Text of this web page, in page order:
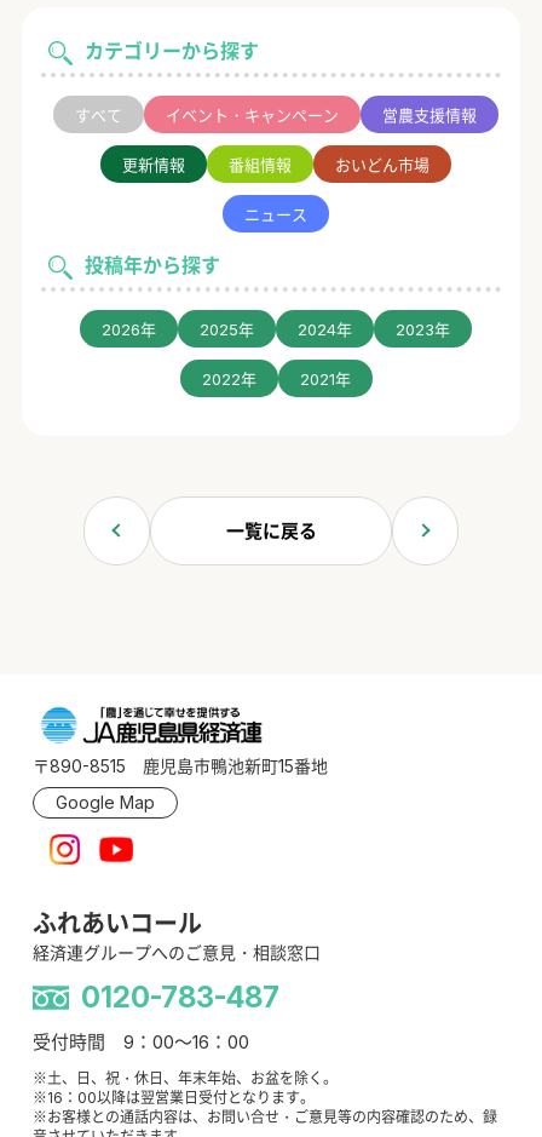
カテゴリーから探す
すべて イベント・キャンペーン 営農支援情報
更新情報 番組情報 おいどん市場
ニュース
投稿年から探す
2026年 2025年 2024年 2023年
2022年 2021年
一覧に戻る
〒890-8515 鹿児島市鴨池新町15番地
Google Map
ふれあいコール
経済連グループへのご意見・相談窓口
0120-783-487
受付時間 9：00～16：00
※土、日、祝・休日、年末年始、お盆を除く。
※16：00以降は翌営業日受付となります。
※お客様との通話内容は、お問い合せ・ご意見等の内容確認のため、録